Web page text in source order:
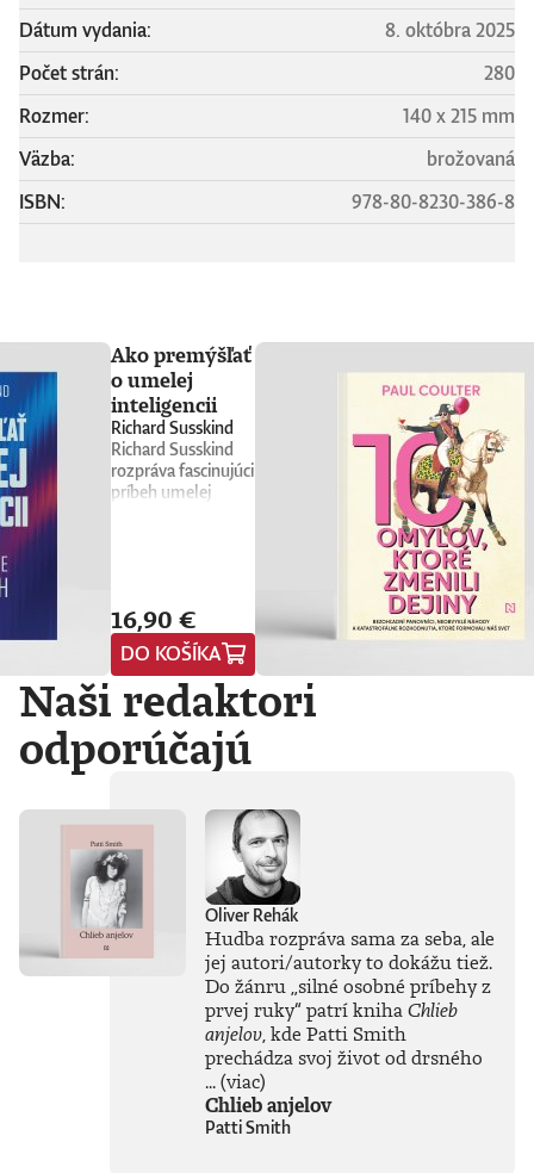
Dátum vydania:
8. októbra 2025
Počet strán:
280
Rozmer:
140 x 215 mm
Väzba:
brožovaná
ISBN:
978-80-8230-386-8
Ako premýšľať
o umelej
inteligencii
Richard Susskind
Richard Susskind
rozpráva fascinujúci
príbeh umelej
všetko, čo sme si o
nej doteraz mysleli.
Vyvádza umelú
inteligenciu z prísne
strážených
počítačových
laboratórií
technologických
života. Od príchodu
systému ChatGPT
zaplavila verejnosť
vlna záujmu o AI,
no zároveň
zavládol zmätok.
Čo vlastne umelá
inteligencia dokáže
a kde sú jej limity?
Čo nás ešte len
čaká? Je pre ľudstvo
16,90 €
DO KOŠÍKA
Naši redaktori
odporúčajú
Oliver Rehák
Hudba rozpráva sama za seba, ale
jej autori/autorky to dokážu tiež.
Do žánru „silné osobné príbehy z
prvej ruky“patrí knihaChlieb
anjelov, kde Patti Smith
prechádza svoj život od drsného
...(viac)
Chlieb anjelov
Patti Smith